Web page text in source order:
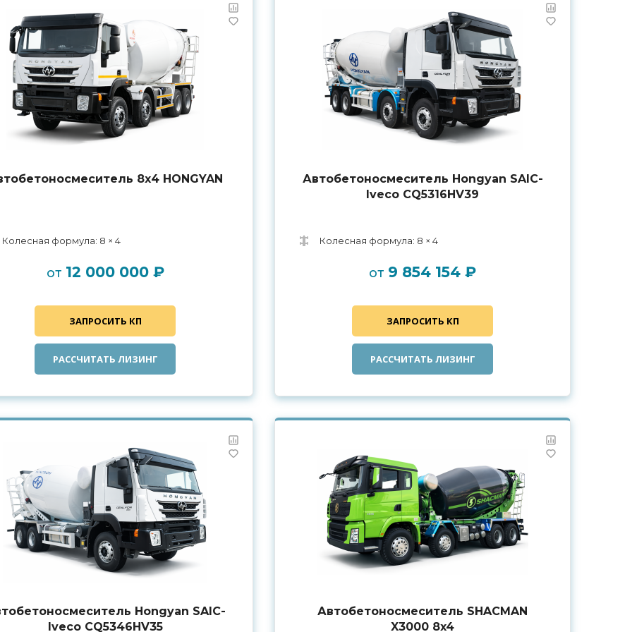
8х4 HONGYAN
Колесная формула: 8 × 4
от 12 000 000 ₽
ЗАПРОСИТЬ КП
РАССЧИТАТЬ ЛИЗИНГ
Автобетоносмеситель Hongyan SAIC-
Iveco CQ5316HV39
Колесная формула: 8 × 4
от 9 854 154 ₽
ЗАПРОСИТЬ КП
РАССЧИТАТЬ ЛИЗИНГ
Hongyan SAIC-
Iveco CQ5346HV35
Автобетоносмеситель SHACMAN
X3000 8x4